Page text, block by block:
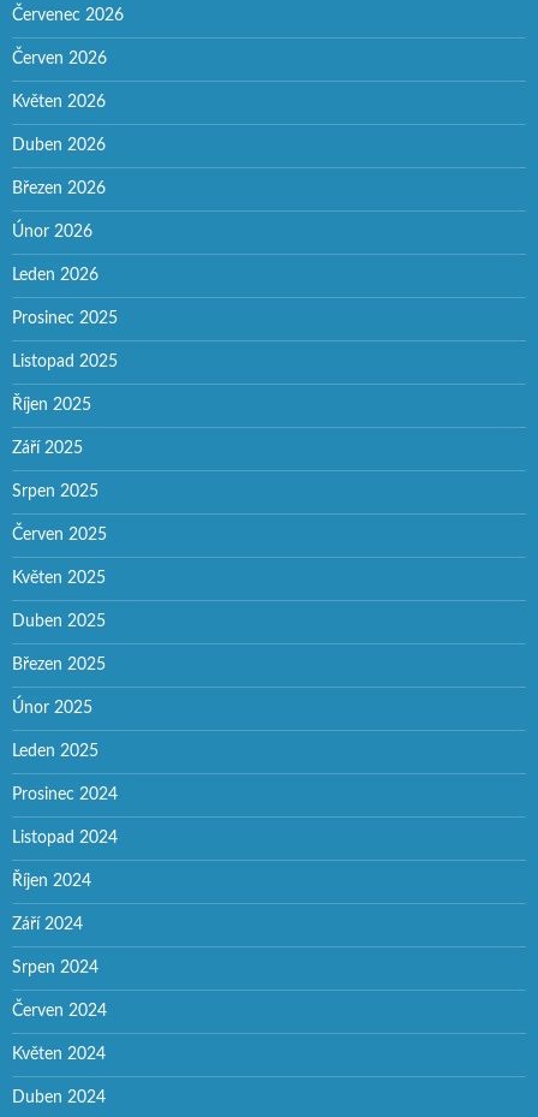
Červenec 2026
Červen 2026
Květen 2026
Duben 2026
Březen 2026
Únor 2026
Leden 2026
Prosinec 2025
Listopad 2025
Říjen 2025
Září 2025
Srpen 2025
Červen 2025
Květen 2025
Duben 2025
Březen 2025
Únor 2025
Leden 2025
Prosinec 2024
Listopad 2024
Říjen 2024
Září 2024
Srpen 2024
Červen 2024
Květen 2024
Duben 2024